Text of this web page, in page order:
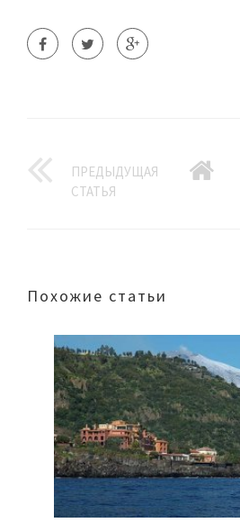
ПРЕДЫДУЩАЯ
СТАТЬЯ
Похожие статьи